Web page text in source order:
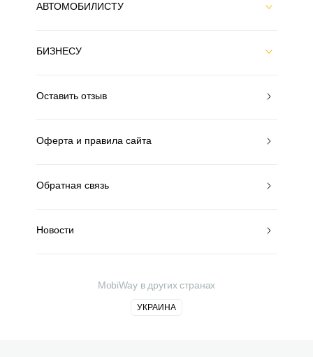
АВТОМОБИЛИСТУ
БИЗНЕСУ
Оставить отзыв
Оферта и правила сайта
Обратная связь
Новости
MobiWay в других странах
УКРАИНА